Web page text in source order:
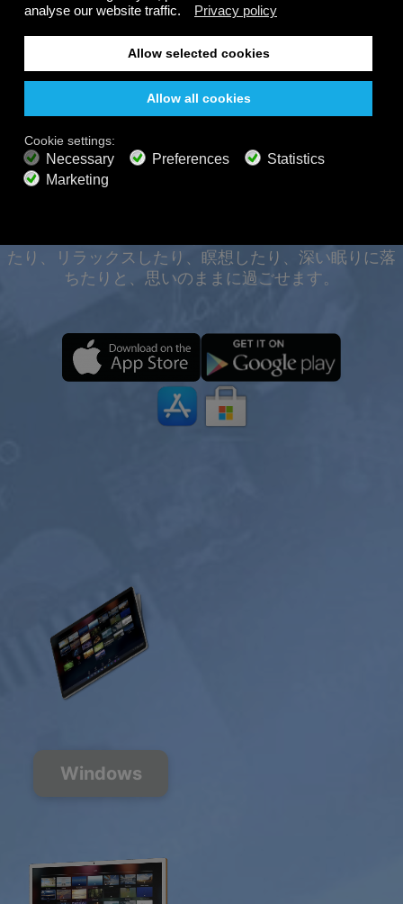
無料
200以上のチャンネル 終わりのないリスニング
無料で聴く
800以上の音楽チャンネル
広告なしの音楽
サウンドスケープミキサー
拡張プレイリスト
オフラインでも、あらゆ
るデバイスで24時間365
日お楽しみいただけま
す。
たり、リラックスしたり、瞑想したり、深い眠りに落
ちたりと、思いのままに過ごせます。
Windows